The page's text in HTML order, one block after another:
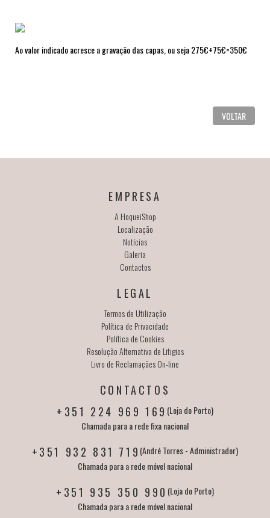
Ao valor indicado acresce a gravação das capas, ou seja 275€+75€=350€
VOLTAR
EMPRESA
A HoqueiShop
Localização
Notícias
Galeria
Contactos
LEGAL
Termos de Utilização
Política de Privacidade
Política de Cookies
Resolução Alternativa de Litigios
Livro de Reclamaçães On-line
CONTACTOS
+351 224 969 169 (Loja do Porto)
Chamada para a rede fixa nacional
+351 932 831 719 (André Torres - Administrador)
Chamada para a rede móvel nacional
+351 935 350 990 (Loja do Porto)
Chamada para a rede móvel nacional